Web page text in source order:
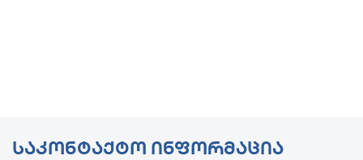
ᲡᲐᲙᲝᲜᲢᲐᲥᲢᲝ ᲘᲜᲤᲝᲠᲛᲐᲪᲘᲐ